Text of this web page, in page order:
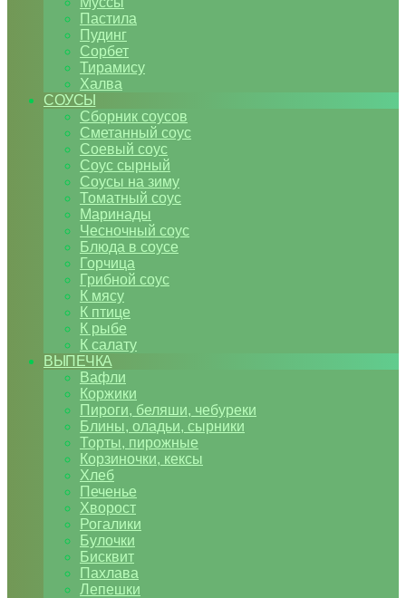
Пастила
Пудинг
Сорбет
Тирамису
Халва
СОУСЫ
Сборник соусов
Сметанный соус
Соевый соус
Соус сырный
Соусы на зиму
Томатный соус
Маринады
Чесночный соус
Блюда в соусе
Горчица
Грибной соус
К мясу
К птице
К рыбе
К салату
ВЫПЕЧКА
Вафли
Коржики
Пироги, беляши, чебуреки
Блины, оладьи, сырники
Торты, пирожные
Корзиночки, кексы
Хлеб
Печенье
Хворост
Рогалики
Булочки
Бисквит
Пахлава
Лепешки